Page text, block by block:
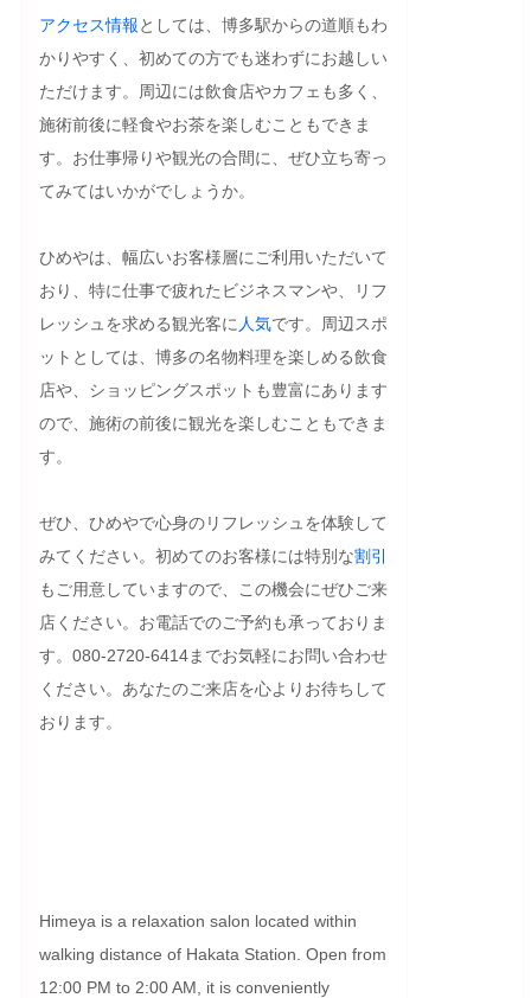
アクセス情報としては、博多駅からの道順もわ
かりやすく、初めての方でも迷わずにお越しい
ただけます。周辺には飲食店やカフェも多く、
施術前後に軽食やお茶を楽しむこともできま
す。お仕事帰りや観光の合間に、ぜひ立ち寄っ
てみてはいかがでしょうか。
ひめやは、幅広いお客様層にご利用いただいて
おり、特に仕事で疲れたビジネスマンや、リフ
レッシュを求める観光客に 人気です。周辺スポ
ットとしては、博多の名物料理を楽しめる飲食
店や、ショッピングスポットも豊富にあります
ので、施術の前後に観光を楽しむこともできま
す。
ぜひ、ひめやで心身のリフレッシュを体験して
みてください。初めてのお客様には特別な割引
もご用意していますので、この機会にぜひご来
店ください。お電話でのご予約も承っておりま
す。080-2720-6414までお気軽にお問い合わせ
ください。あなたのご来店を心よりお待ちして
おります。
Himeya is a relaxation salon located within
walking distance of Hakata Station. Open from
12:00 PM to 2:00 AM, it is conveniently